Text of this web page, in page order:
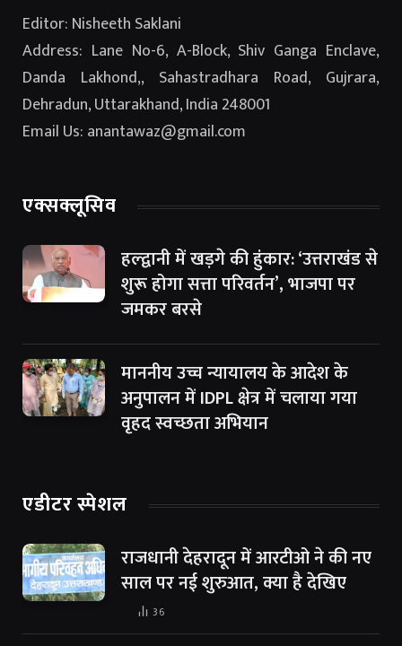
Editor: Nisheeth Saklani
Address: Lane No-6, A-Block, Shiv Ganga Enclave,
Danda Lakhond,, Sahastradhara Road, Gujrara,
Dehradun, Uttarakhand, India 248001
Email Us: anantawaz@gmail.com
एक्सक्लूसिव
हल्द्वानी में खड़गे की हुंकार: ‘उत्तराखंड से
शुरू होगा सत्ता परिवर्तन’, भाजपा पर
जमकर बरसे
माननीय उच्च न्यायालय के आदेश के
अनुपालन में IDPL क्षेत्र में चलाया गया
वृहद स्वच्छता अभियान
एडीटर स्पेशल
राजधानी देहरादून में आरटीओ ने की नए
साल पर नई शुरुआत, क्या है देखिए
36